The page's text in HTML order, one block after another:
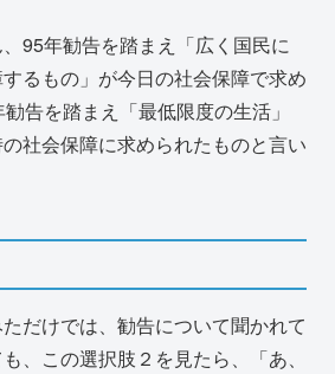
95年勧告を踏まえ「広く国民に
るもの」が今日の社会保障で求め
告を踏まえ「最低限度の生活」
社会保障に求められたものと言い
だけでは、勧告について聞かれて
、この選択肢２を見たら、「あ、